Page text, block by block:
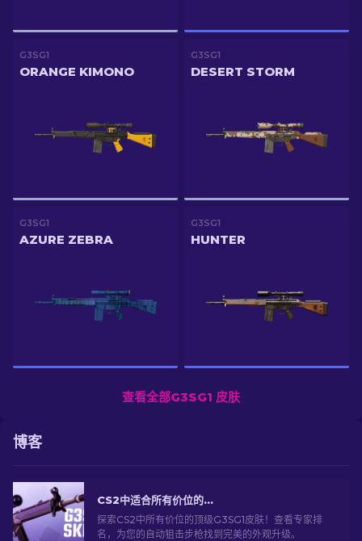
G3SG1
ORANGE KIMONO
G3SG1
DESERT STORM
G3SG1
AZURE ZEBRA
G3SG1
HUNTER
查看全部G3SG1 皮肤
博客
CS2中适合所有价位的G3SG1最佳皮肤精选
探索CS2中所有价位的顶级G3SG1皮肤！查看专家排
名，为您的自动狙击步枪找到完美的外观升级。